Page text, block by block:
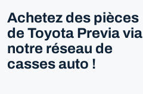
Achetez des pièces
de Toyota Previa via
notre réseau de
casses auto !